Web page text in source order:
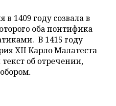
1409 году созвала в
оба понтифика
В 1415 году
XII Карло Малатеста
об отречении,